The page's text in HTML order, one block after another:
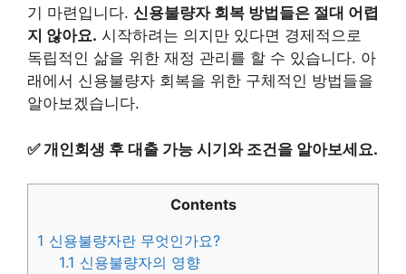
기 마련입니다. 신용불량자 회복 방법들은 절대 어렵
지 않아요. 시작하려는 의지만 있다면 경제적으로
독립적인 삶을 위한 재정 관리를 할 수 있습니다. 아
래에서 신용불량자 회복을 위한 구체적인 방법들을
알아보겠습니다.
✅개인회생 후 대출 가능 시기와 조건을 알아보세요.
Contents
1 신용불량자란 무엇인가요?
1.1 신용불량자의 영향